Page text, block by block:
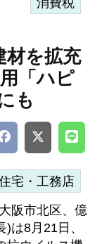
消費税
材を拡充
「ハピ
も
宅・工務店
阪市北区、億
)は8月21日、